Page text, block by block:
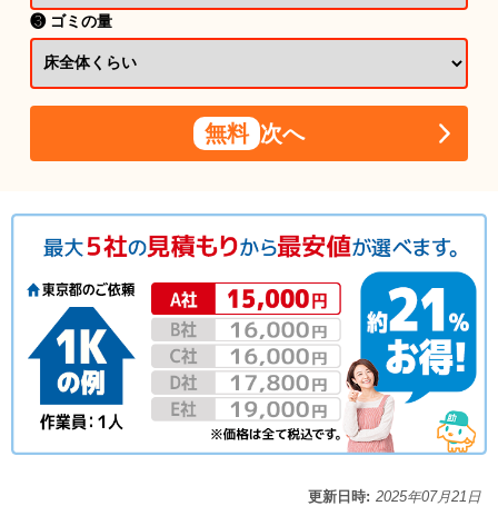
❸ ゴミの量
無料 次へ
更新日時: 2025年07月21日